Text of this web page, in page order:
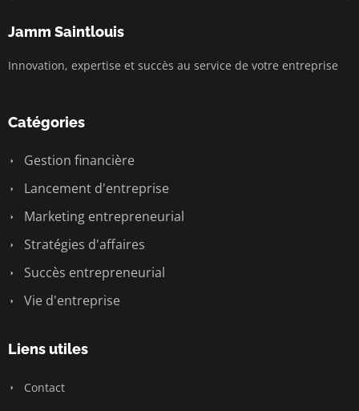
Jamm Saintlouis
Innovation, expertise et succès au service de votre entreprise
Catégories
Gestion financière
Lancement d'entreprise
Marketing entrepreneurial
Stratégies d'affaires
Succès entrepreneurial
Vie d'entreprise
Liens utiles
Contact